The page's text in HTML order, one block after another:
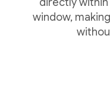
window,